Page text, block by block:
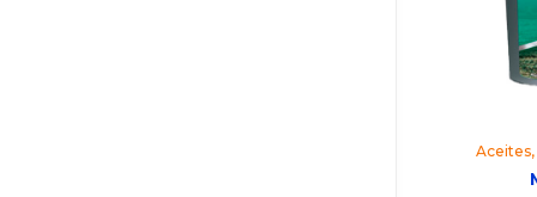
Aceites,